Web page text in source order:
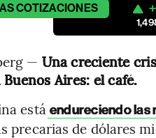
COTIZACIONES
— Una creciente
Aires: el café.
está endureciendo las
precarias de dólares